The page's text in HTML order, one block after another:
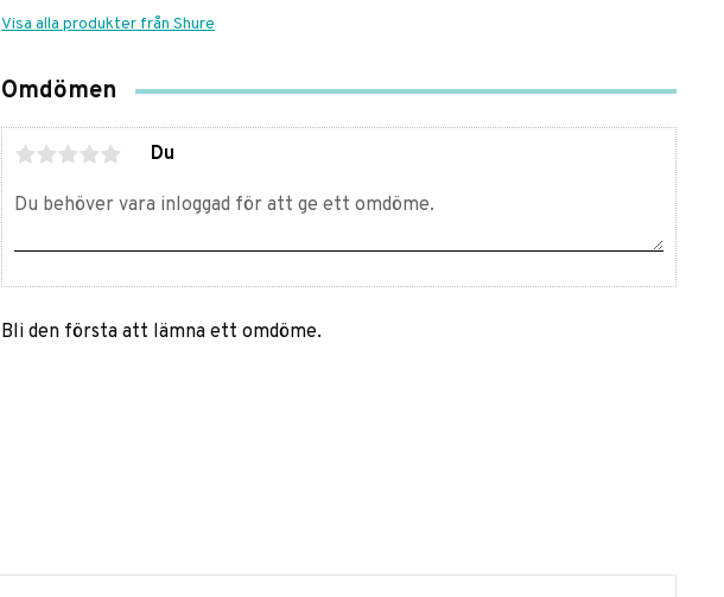
Visa alla produkter från Shure
Omdömen
Du
Bli den första att lämna ett omdöme.